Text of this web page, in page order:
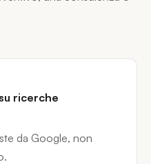
ricerche
da Google, non